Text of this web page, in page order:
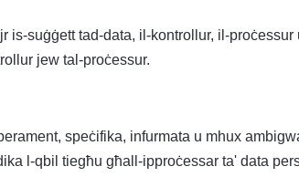
suġġett tad-data, il-kontrollur, il-proċessur
jew tal-proċessur.
speċifika, infurmata u mhux
l-qbil tiegħu għall-ipproċessar ta' data